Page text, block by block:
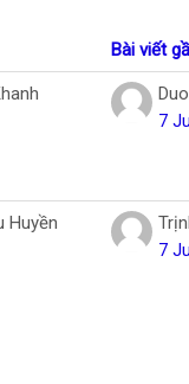
Gửi
Đang
Bài viết
7
Huyền
7